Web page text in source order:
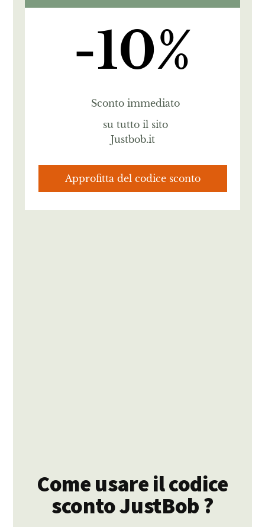
-10%
Sconto immediato
su tutto il sito
Justbob.it
Approfitta del codice sconto
Come usare il codice
sconto JustBob ?